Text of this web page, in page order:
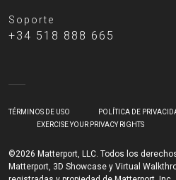
Soporte
+34 518 888 665
©2026 Matterport, LLC. Todos los
Matterport, 3D Showcase y Virtual
TÉRMINOS DE USO POLÍTICA DE
EXERCISE YOUR PRIVACY RIGHTS